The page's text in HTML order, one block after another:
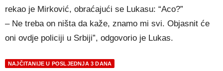
rekao je Mirković, obraćajući se Lukasu: “Aco?”
– Ne treba on ništa da kaže, znamo mi svi. Objasnit će
oni ovdje policiji u Srbiji”, odgovorio je Lukas.
NAJČITANIJE U POSLJEDNJA 3 DANA